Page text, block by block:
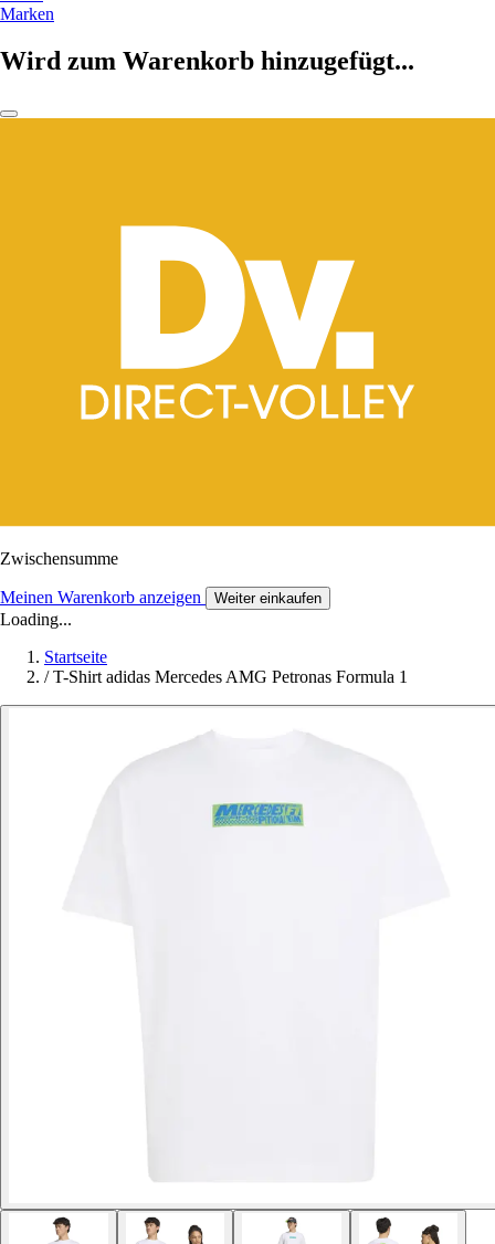
Marken
Wird zum Warenkorb hinzugefügt...
Zwischensumme
Meinen Warenkorb anzeigen Weiter einkaufen
Loading...
Startseite
/ T-Shirt adidas Mercedes AMG Petronas Formula 1